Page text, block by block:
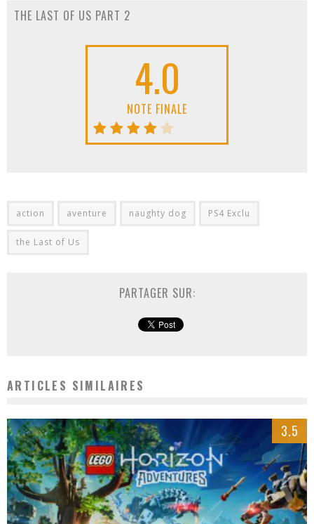
THE LAST OF US PART 2
4.0
NOTE FINALE
action aventure naughty dog PS4 Exclu
the Last of Us
PARTAGER SUR:
ARTICLES SIMILAIRES
3.5